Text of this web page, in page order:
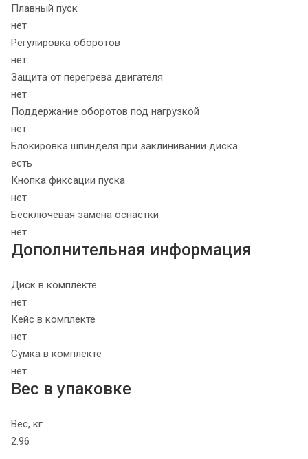
Плавный пуск
нет
Регулировка оборотов
нет
Защита от перегрева двигателя
нет
Поддержание оборотов под нагрузкой
нет
Блокировка шпинделя при заклинивании диска
есть
Кнопка фиксации пуска
нет
Бесключевая замена оснастки
нет
Дополнительная информация
Диск в комплекте
нет
Кейс в комплекте
нет
Сумка в комплекте
нет
Вес в упаковке
Вес, кг
2.96